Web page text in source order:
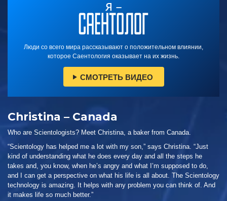
Люди со всего мира рассказывают о положительном влиянии,
которое Саентология оказывает на их жизнь.
СМОТРЕТЬ ВИДЕО
Christina – Canada
Who are Scientologists? Meet Christina, a baker from Canada.
“Scientology has helped me a lot with my son,” says Christina. “Just
kind of understanding what he does every day and all the steps he
takes and, you know, when he’s angry and what I’m supposed to do,
and I can get a perspective on what his life is all about. The Scientology
technology is amazing. It helps with any problem you can think of. And
it makes life so much better.”